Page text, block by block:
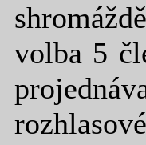
volba 5